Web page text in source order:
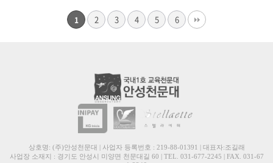
1 2 3 4 5 6
상호명: (주)안성천문대 | 사업자 등록번호 : 219-88-01391 | 대표자:조길래
사업장 소재지 : 경기도 안성시 미양면 천문대길 60 | TEL. 031-677-2245 | FAX. 031-67